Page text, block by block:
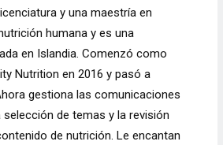
y una maestría en
humana y es una
en Islandia. Comenzó como
Nutrition en 2016 y pasó a
gestiona las comunicaciones
de temas y la revisión
de nutrición. Le encantan